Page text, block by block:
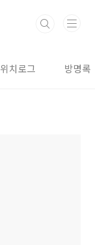
위치로그 방명록